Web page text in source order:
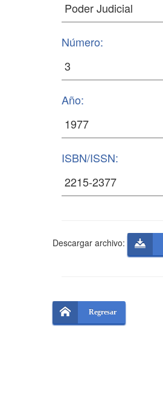
Número:
Año:
ISBN/ISSN:
Descargar archivo:
Regresar